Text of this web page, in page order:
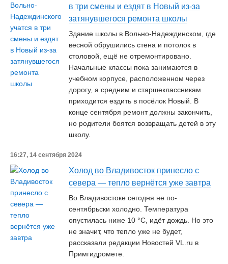
в три смены и ездят в Новый из-за
затянувшегося ремонта школы
Здание школы в Вольно-Надеждинском, где
весной обрушились стена и потолок в
столовой, ещё не отремонтировано.
Начальные классы пока занимаются в
учебном корпусе, расположенном через
дорогу, а средним и старшеклассникам
приходится ездить в посёлок Новый. В
конце сентября ремонт должны закончить,
но родители боятся возвращать детей в эту
школу.
16:27, 14 сентября 2024
Холод во Владивосток принесло с
севера — тепло вернётся уже завтра
Во Владивостоке сегодня не по-
сентябрьски холодно. Температура
опустилась ниже 10 °С, идёт дождь. Но это
не значит, что тепло уже не будет,
рассказали редакции Новостей VL.ru в
Примгидромете.